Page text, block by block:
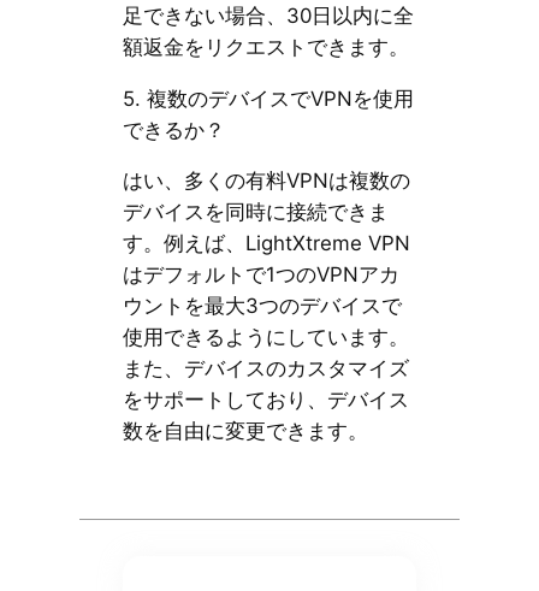
足できない場合、30日以内に全
額返金をリクエストできます。
5. 複数のデバイスでVPNを使用
できるか？
はい、多くの有料VPNは複数の
デバイスを同時に接続できま
す。例えば、LightXtreme VPN
はデフォルトで1つのVPNアカ
ウントを最大3つのデバイスで
使用できるようにしています。
また、デバイスのカスタマイズ
をサポートしており、デバイス
数を自由に変更できます。